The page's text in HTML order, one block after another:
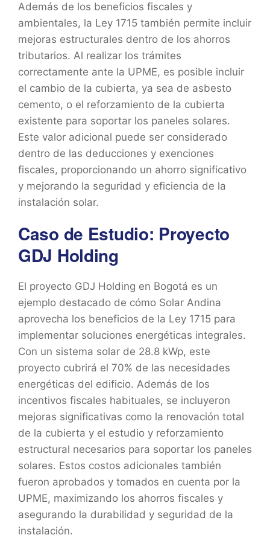
Además de los beneficios fiscales y
ambientales, la Ley 1715 también permite incluir
mejoras estructurales dentro de los ahorros
tributarios. Al realizar los trámites
correctamente ante la UPME, es posible incluir
el cambio de la cubierta, ya sea de asbesto
cemento, o el reforzamiento de la cubierta
existente para soportar los paneles solares.
Este valor adicional puede ser considerado
dentro de las deducciones y exenciones
fiscales, proporcionando un ahorro significativo
y mejorando la seguridad y eficiencia de la
instalación solar.
Caso de Estudio: Proyecto
GDJ Holding
El proyecto GDJ Holding en Bogotá es un
ejemplo destacado de cómo Solar Andina
aprovecha los beneficios de la Ley 1715 para
implementar soluciones energéticas integrales.
Con un sistema solar de 28.8 kWp, este
proyecto cubrirá el 70% de las necesidades
energéticas del edificio. Además de los
incentivos fiscales habituales, se incluyeron
mejoras significativas como la renovación total
de la cubierta y el estudio y reforzamiento
estructural necesarios para soportar los paneles
solares. Estos costos adicionales también
fueron aprobados y tomados en cuenta por la
UPME, maximizando los ahorros fiscales y
asegurando la durabilidad y seguridad de la
instalación.